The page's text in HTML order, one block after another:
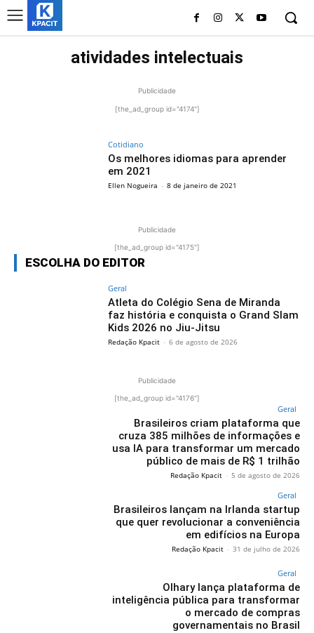
atividades intelectuais
Publicidade
[the_ad_group id="4174"]
Cotidiano
Os melhores idiomas para aprender
em 2021
Ellen Nogueira - 8 de janeiro de 2021
Publicidade
[the_ad_group id="4175"]
ESCOLHA DO EDITOR
Geral
Atleta do Colégio Sena de Miranda
faz história e conquista o Grand Slam
Kids 2026 no Jiu-Jitsu
Redação Kpacit - 6 de agosto de 2026
Publicidade
[the_ad_group id="4176"]
Geral
Brasileiros criam plataforma que
cruza 385 milhões de informações e
usa IA para transformar um mercado
público de mais de R$ 1 trilhão
Redação Kpacit - 5 de agosto de 2026
Geral
Brasileiros lançam na Irlanda startup
que quer revolucionar a conveniência
em edifícios na Europa
Redação Kpacit - 31 de julho de 2026
Geral
Olhary lança plataforma de
inteligência pública para transformar
o mercado de compras
governamentais no Brasil